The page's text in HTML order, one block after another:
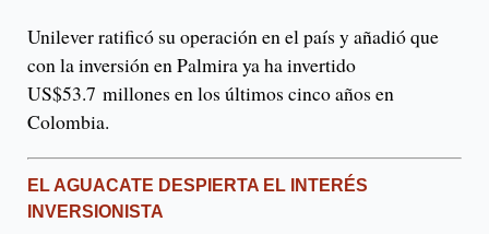
Unilever ratificó su operación en el país y añadió que
con la inversión en Palmira ya ha invertido
US$53.7 millones en los últimos cinco años en
Colombia.
EL AGUACATE DESPIERTA EL INTERÉS
INVERSIONISTA